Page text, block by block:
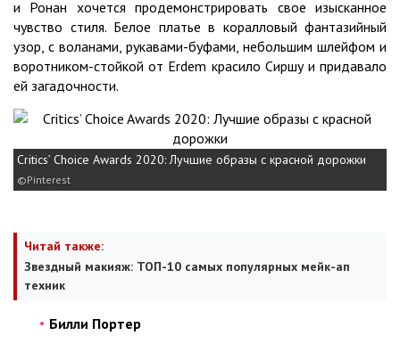
и Ронан хочется продемонстрировать свое изысканное
чувство стиля. Белое платье в коралловый фантазийный
узор, с воланами, рукавами-буфами, небольшим шлейфом и
воротником-стойкой от Erdem красило Сиршу и придавало
ей загадочности.
Critics’ Choice Awards 2020: Лучшие образы с красной дорожки
Pinterest
Читай также:
Звездный макияж: ТОП-10 самых популярных мейк-ап
техник
Билли Портер